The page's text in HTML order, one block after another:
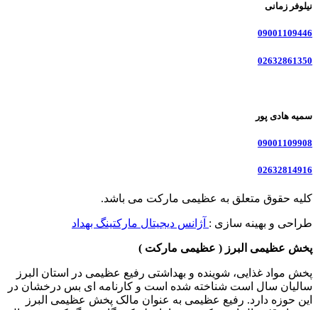
نیلوفر زمانی
09001109446
02632861350
سمیه هادی پور
09001109908
02632814916
کلیه حقوق متعلق به عظیمی مارکت می باشد.
طراحی و بهینه سازی : آژانس دیجیتال مارکتینگ بهداد
پخش عظیمی البرز ( عظیمی مارکت )
پخش مواد غذایی، شوینده و بهداشتی رفیع عظیمی در استان البرز
سالیان سال است شناخته شده است و کارنامه ای بس درخشان در
این حوزه دارد. رفیع عظیمی به عنوان مالک پخش عظیمی البرز